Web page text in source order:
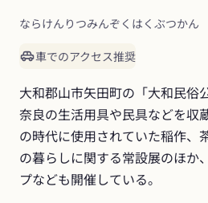
ならけんりつみんぞくはくぶつかん
車でのアクセス推奨
大和郡山市矢田町の「大和民俗
奈良の生活用具や民具などを収
の時代に使用されていた稲作、
の暮らしに関する常設展のほか
プなども開催している。